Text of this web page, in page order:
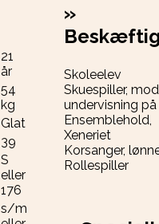
21
år
54
kg
Glat
39
S
eller
176
s/m
»
Skoleelev
Skuespiller,
undervisning på
Ensemblehold,
Xeneriet
Korsanger,
Rollespiller